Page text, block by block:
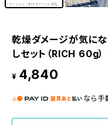
乾燥ダメージが気に
しセット（RICH 60g
¥ 4,840
なら 手